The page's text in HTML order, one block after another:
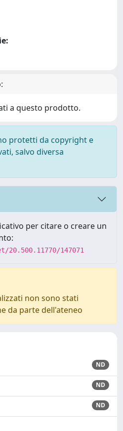
a questo prodotto.
protetti da copyright e
salvo diversa
per citare o creare un
147071
non sono stati
da parte dell'ateneo
ND
ND
ND